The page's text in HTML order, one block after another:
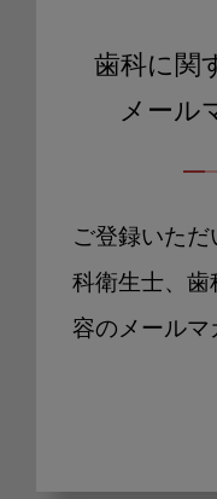
歯科に関
メール
ご登録いた
科衛生士、歯
容のメールマ